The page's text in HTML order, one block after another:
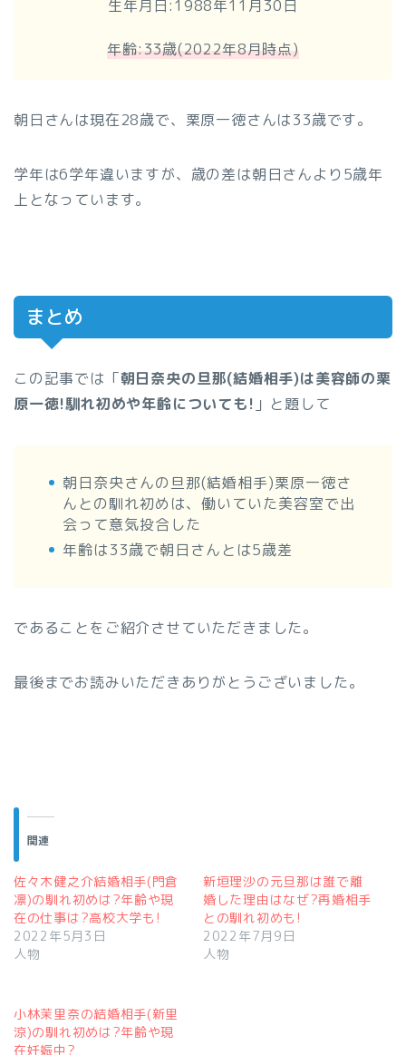
生年月日:1988年11月30日
年齢:33歳(2022年8月時点)
朝日さんは現在28歳で、栗原一徳さんは33歳です。
学年は6学年違いますが、歳の差は朝日さんより5歳年
上となっています。
まとめ
この記事では「朝日奈央の旦那(結婚相手)は美容師の栗
原一徳!馴れ初めや年齢についても! 」と題して
朝日奈央さんの旦那(結婚相手)栗原一徳さ
んとの馴れ初めは、働いていた美容室で出
会って意気投合した
年齢は33歳で朝日さんとは5歳差
であることをご紹介させていただきました。
最後までお読みいただきありがとうございました。
関連
佐々木健之介結婚相手(門倉
凛)の馴れ初めは?年齢や現
在の仕事は?高校大学も!
2022年5月3日
人物
新垣理沙の元旦那は誰で離
婚した理由はなぜ?再婚相手
との馴れ初めも!
2022年7月9日
人物
小林茉里奈の結婚相手(新里
涼)の馴れ初めは?年齢や現
在妊娠中?